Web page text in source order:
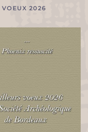
VOEUX 2026